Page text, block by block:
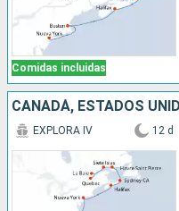
Comidas incluidas
CANADÁ, ESTADOS
EXPLORA IV 12 d